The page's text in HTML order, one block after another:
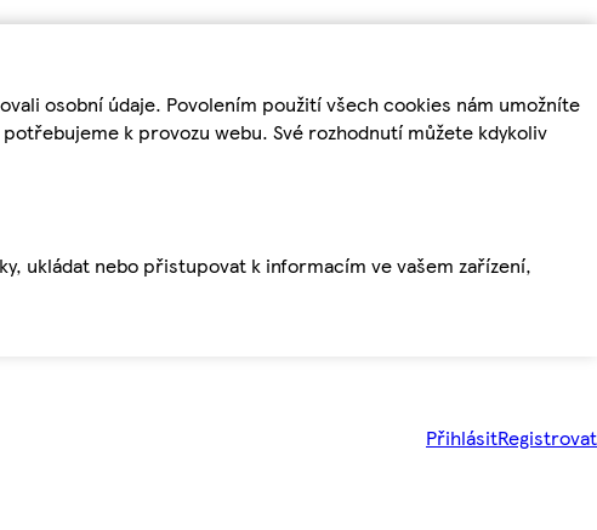
osobní údaje. Povolením použití všech cookies nám umožníte
k provozu webu. Své rozhodnutí můžete kdykoliv
ukládat nebo přistupovat k informacím ve vašem zařízení,
PřihlásitRegistrovat